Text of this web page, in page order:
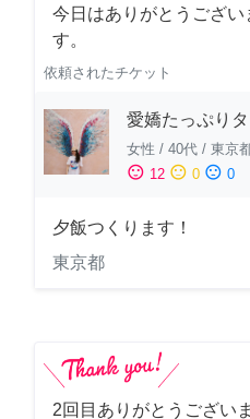
今日はありがとうござ
す。
依頼されたチケット
愛嬌たっぷり
女性 / 40代 / 東京
sentiment_satisfied 12 sentiment_neutral 0 sentiment_dissatisfied 0
夕飯つくります！
東京都
2回目ありがとうござい